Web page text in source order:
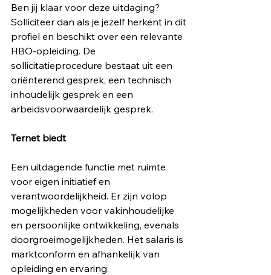
Ben jij klaar voor deze uitdaging?
Solliciteer dan als je jezelf herkent in dit
profiel en beschikt over een relevante
HBO-opleiding. De
sollicitatieprocedure bestaat uit een
oriënterend gesprek, een technisch
inhoudelijk gesprek en een
arbeidsvoorwaardelijk gesprek.
Ternet biedt
Een uitdagende functie met ruimte
voor eigen initiatief en
verantwoordelijkheid. Er zijn volop
mogelijkheden voor vakinhoudelijke
en persoonlijke ontwikkeling, evenals
doorgroeimogelijkheden. Het salaris is
marktconform en afhankelijk van
opleiding en ervaring.